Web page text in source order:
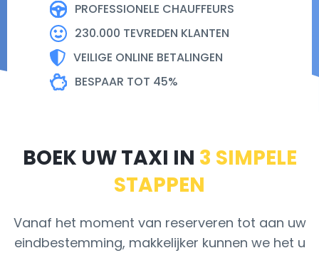
PROFESSIONELE CHAUFFEURS
230.000 TEVREDEN KLANTEN
VEILIGE ONLINE BETALINGEN
BESPAAR TOT 45%
BOEK UW TAXI IN 3 SIMPELE
STAPPEN
Vanaf het moment van reserveren tot aan uw
eindbestemming, makkelijker kunnen we het u